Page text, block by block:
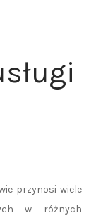
przynosi wiele
w różnych